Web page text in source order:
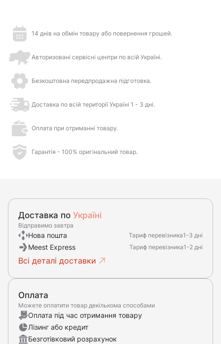
14 днів на обмін товару або повернення грошей.
Авторизовані сервісні центри по всій Україні.
Безкоштовна передпродажна підготовка.
Доставка по всій території Україні 1 - 3 дні.
Оплата при отриманні товару.
Гарантія - 100% оригінальний товар.
Доставка по Україні
Відправимо завтра
Нова пошта Тариф перевізника1-3 дні
Meest Express Тариф перевізника1-2 дні
Всі деталі доставки
Оплата
Можете оплатити товар декількома способами
Оплата під час отримання товару
Лізинг або кредит
Безготівковий розрахунок